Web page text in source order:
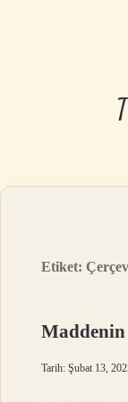
Etiket:
Maddenin
Tarih: Şubat 13,